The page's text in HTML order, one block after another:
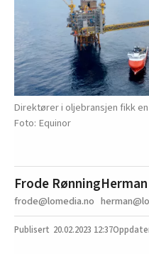
Direktører i oljebransjen fikk
Equinor
Frode Rønning
frode@lomedia.no
20.02.2023 12:37